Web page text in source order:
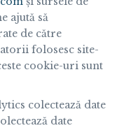
ajută să
de către
folosesc site-
cookie-uri sunt
colectează date
date